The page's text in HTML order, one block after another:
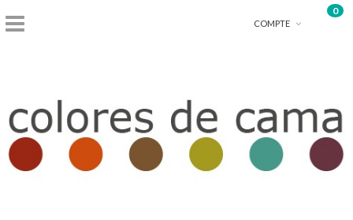
shopping_basket
0
COMPTE